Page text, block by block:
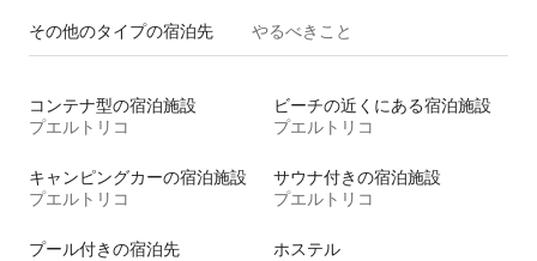
その他のタ⁠イ⁠プ⁠の宿⁠泊⁠先 やるべきこと
コンテナ型の宿泊施設
プエルトリコ
ビーチの近くにある宿泊施設
プエルトリコ
キャンピングカーの宿泊施設
プエルトリコ
サウナ付きの宿泊施設
プエルトリコ
プール付きの宿泊先
ホステル